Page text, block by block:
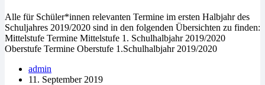
Alle für Schüler*innen relevanten Termine im ersten Halbjahr des
Schuljahres 2019/2020 sind in den folgenden Übersichten zu finden:
Mittelstufe Termine Mittelstufe 1. Schulhalbjahr 2019/2020
Oberstufe Termine Oberstufe 1.Schulhalbjahr 2019/2020
admin
11. September 2019